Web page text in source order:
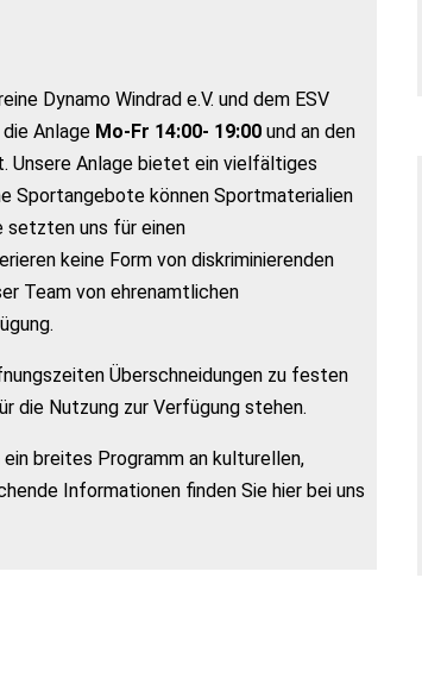
Dynamo Windrad e.V. und dem ESV
Anlage Mo-Fr 14:00- 19:00 und an den
Unsere Anlage bietet ein vielfältiges
Sportangebote können Sportmaterialien
setzten uns für einen
keine Form von diskriminierenden
Team von ehrenamtlichen
Überschneidungen zu festen
die Nutzung zur Verfügung stehen.
breites Programm an kulturellen,
Informationen finden Sie hier bei uns